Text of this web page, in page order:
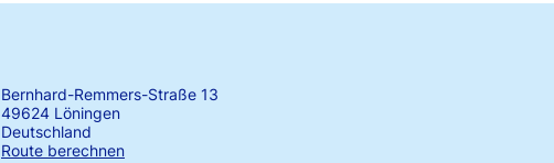
Bernhard-Remmers-Straße 13
49624 Löningen
Deutschland
Route berechnen